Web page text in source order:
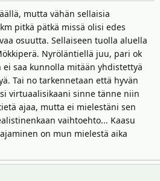
mutta vähän sellaisia
pitkä pätkä missä olisi edes
osuutta. Sellaiseen tuolla aluella
Nyröläntiellä juu, pari ok
saa kunnolla mitään yhdistettyä
Tai no tarkennetaan että hyvän
virtuaalisikaani sinne tänne niin
ajaa, mutta ei mielestäni sen
vaihtoehto... Kaasu
on mun mielestä aika